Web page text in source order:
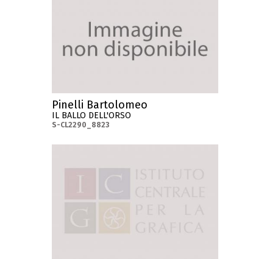
Pinelli Bartolomeo
IL BALLO DELL'ORSO
S-CL2290_8823